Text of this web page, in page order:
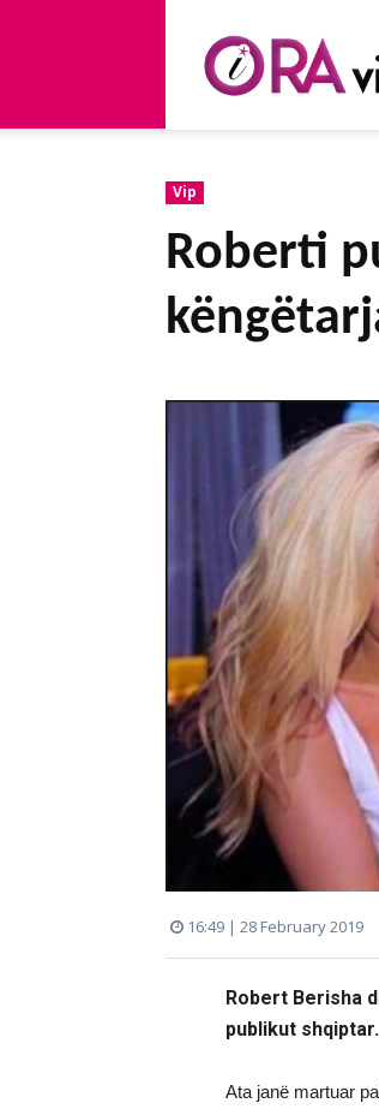
Vip
Roberti
16:49 | 28 February 2019
Robert Berisha
publikut shqiptar.
Ata janë martuar